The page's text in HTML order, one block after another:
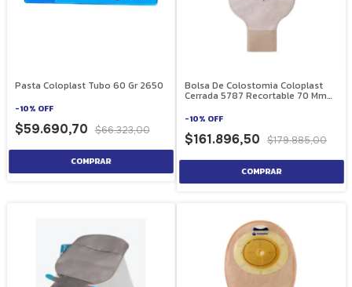
Pasta Coloplast Tubo 60 Gr 2650
-10% OFF
$59.690,70 $66.323,00
Bolsa De Colostomia Coloplast
Cerrada 5787 Recortable 70 Mm
-10% OFF
$161.896,50 $179.885,00